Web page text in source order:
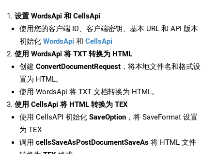
设置 WordsApi 和 CellsApi
使用您的客户端 ID、客户端密钥、基本 URL 和 API 版本
初始化 WordsApi 和 CellsApi
使用 WordsApi 将 TXT 转换为 HTML
创建 ConvertDocumentRequest ，将本地文件名和格式设
置为 HTML。
使用 WordsApi 将 TXT 文档转换为 HTML。
使用 CellsApi 将 HTML 转换为 TEX
使用 CellsAPI 初始化 SaveOption ，将 SaveFormat 设置
为 TEX
调用 cellsSaveAsPostDocumentSaveAs 将 HTML 文件